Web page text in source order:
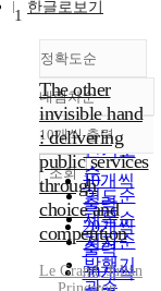
한글로보기
정확도순
정확도
순
인기도
순
연도순
제목순
저자순
발행기
내림차순
내림차순
10개씩 출력
10개씩
출력
20개씩
출력
30개씩
조회
1
The other
invisible hand
: delivering
public services
through
choice and
competition
Le Grand, Julian